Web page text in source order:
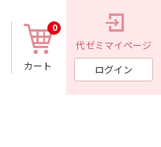
カート
0
代ゼミマイページ
ログイン